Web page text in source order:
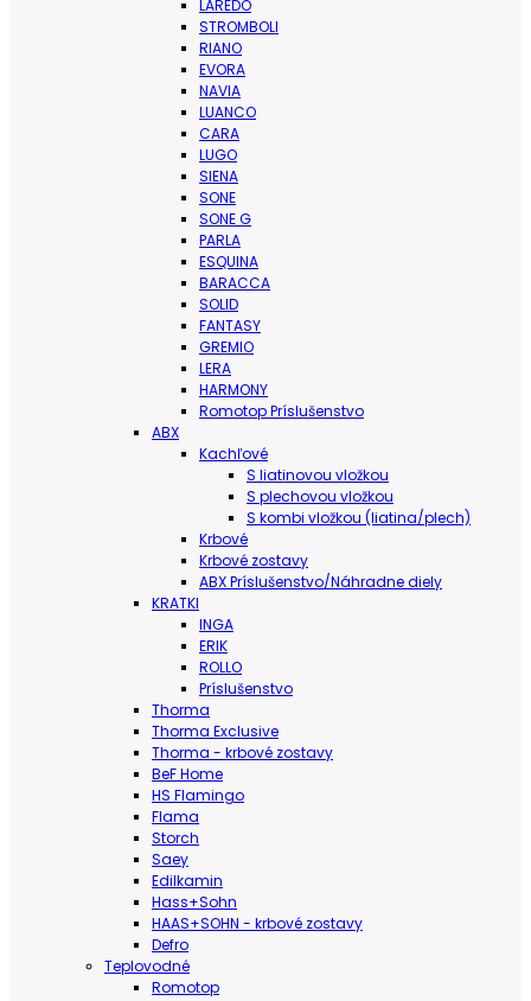
LAREDO
STROMBOLI
RIANO
EVORA
NAVIA
LUANCO
CARA
LUGO
SIENA
SONE
SONE G
PARLA
ESQUINA
BARACCA
SOLID
FANTASY
GREMIO
LERA
HARMONY
Romotop Príslušenstvo
ABX
Kachľové
S liatinovou vložkou
S plechovou vložkou
S kombi vložkou (liatina/plech)
Krbové
Krbové zostavy
ABX Príslušenstvo/Náhradne diely
KRATKI
INGA
ERIK
ROLLO
Príslušenstvo
Thorma
Thorma Exclusive
Thorma - krbové zostavy
BeF Home
HS Flamingo
Flama
Storch
Saey
Edilkamin
Hass+Sohn
HAAS+SOHN - krbové zostavy
Defro
Teplovodné
Romotop